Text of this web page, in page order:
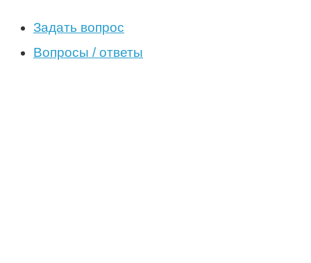
Задать вопрос
Вопросы / ответы